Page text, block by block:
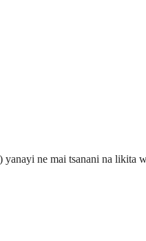
ne mai tsanani na likita